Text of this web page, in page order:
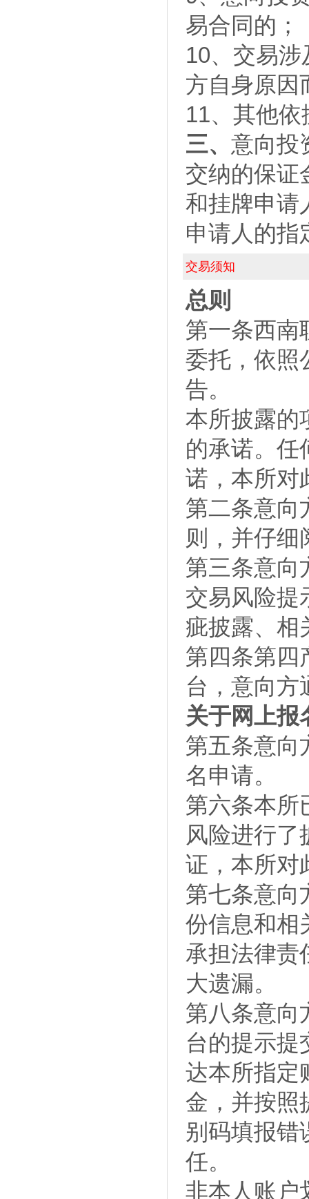
易合同的；
10、交易
方自身原因
11、其他
三、 意向投
交纳的保证
和挂牌申请
申请人的指
交易须知
总则
第一条西南
委托，依照
告。
本所披露的
的承诺。任
诺，本所对
第二条意向
则，并仔细
第三条意向
交易风险提
疵披露、相
第四条第四
台，意向方
关于网上报
第五条意向
名申请。
第六条本所
风险进行了
证，本所对
第七条意向
份信息和相
承担法律责
大遗漏。
第八条意向
台的提示提
达本所指定
金，并按照
别码填报错
任。
非本人账户